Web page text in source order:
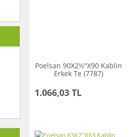
Poelsan 90X2½''X90 Kablin
Erkek Te (7787)
1.066,03 TL